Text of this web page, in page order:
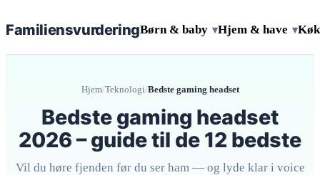
FamiliensvurderingBørn & baby ▾Hjem & have ▾
Hjem/Teknologi/Bedste gaming headset
Bedste gaming headset
2026 – guide til de 12 bedste
Vil du høre fjenden før du ser ham — og lyde klar i voice